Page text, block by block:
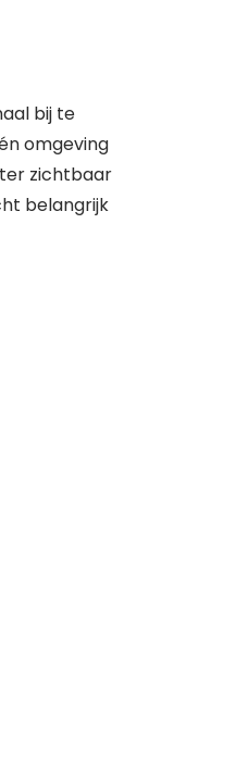
bij te
omgeving
zichtbaar
belangrijk